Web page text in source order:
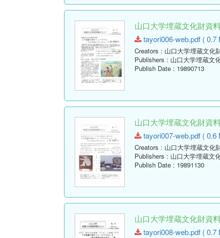
山口大学埋蔵文化財資
tayori006-web.pdf ( 0.7
Creators : 山口大学埋蔵文化
Publishers : 山口大学埋蔵文
Publish Date : 19890713
山口大学埋蔵文化財資
tayori007-web.pdf ( 0.6
Creators : 山口大学埋蔵文化
Publishers : 山口大学埋蔵文
Publish Date : 19891130
山口大学埋蔵文化財資
tayori008-web.pdf ( 0.7